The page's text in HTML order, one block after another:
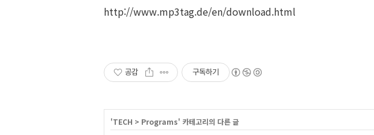
http://www.mp3tag.de/en/download.html
공감 구독하기
'TECH > Programs' 카테고리의 다른 글